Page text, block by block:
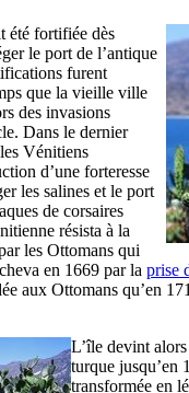
été fortifiée dès
le port de l’antique
furent
que la vieille ville
des invasions
Dans le dernier
Vénitiens
d’une forteresse
les salines et le port
de corsaires
résista à la
les Ottomans qui
en 1669 par la prise
aux Ottomans qu’en
L’île devint
turque jusqu’en
transformée en